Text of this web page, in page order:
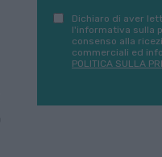
Dichiaro di aver
l'informativa sulla
consenso alla
commerciali ed
POLITICA SULLA